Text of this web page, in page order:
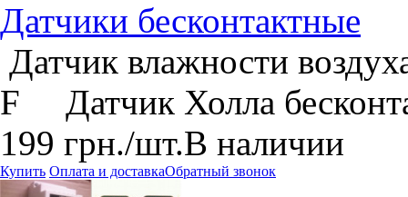
Датчики бесконтактные
Датчик влажности
F Датчик Холла
199 грн./шт.В наличии
Купить Оплата и доставкаОбратный звонок